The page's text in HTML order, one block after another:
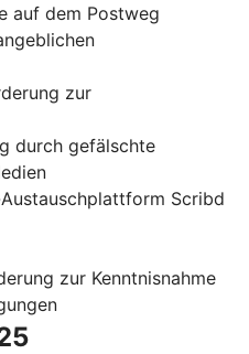
auf dem Postweg
zur
durch gefälschte
Scribd
zur Kenntnisnahme